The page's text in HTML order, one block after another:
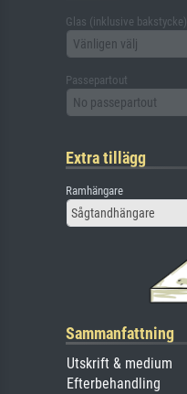
Glas (inklusive bakstycke)
Vänligen välj
Passepartout
No passepartout
Extra tillägg
Ramhängare
Sågtandhängare
Sammanfattning
Utskrift & medium
Efterbehandling